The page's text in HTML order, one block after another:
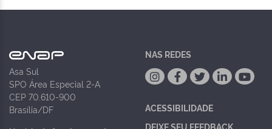
Asa Sul
SPO Área Especial 2-A
CEP 70.610-900
Brasília/DF
NAS REDES
ACESSIBILIDADE
DEIXE SEU FEEDBACK